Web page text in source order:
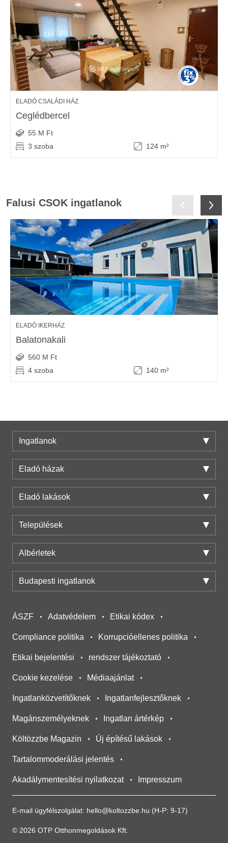
ELADÓ CSALÁDI HÁZ
Ceglédbercel
55 M Ft
3 szoba
124 m²
Falusi CSOK ingatlanok
ELADÓ IKERHÁZ
Balatonakali
560 M Ft
4 szoba
140 m²
Ingatlanok
Eladó házak
Eladó lakások
Települések
Albérletek
Budapesti ingatlanok
E-mail ügyfélszolgálat: hello@koltozzbe.hu (H-P: 9-17)
© 2026 OTP Otthonmegoldások Kft.
ÁSZF Adatvédelem Etikai kódex
Compliance politika Korrupcióellenes politika
Etikai bejelentési rendszer tájékoztató
Cookie kezelése Médiaajánlat
Ingatlanközvetítőknek Ingatlanfejlesztőknek
Magánszemélyeknek Ingatlan ártérkép
Költözzbe Magazin Új építésű lakások
Tartalommoderálási jelentés
Akadálymentesítési nyilatkozat Impresszum